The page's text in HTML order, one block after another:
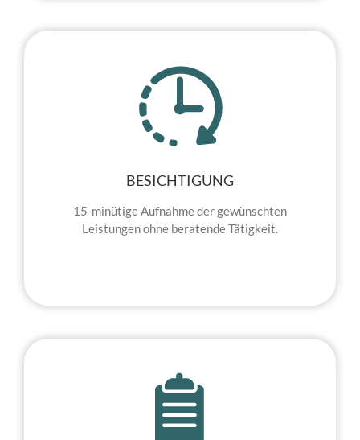
BESICHTIGUNG
15-minütige Aufnahme der gewünschten
Leistungen ohne beratende Tätigkeit.